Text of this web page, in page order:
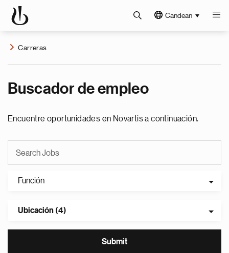
Candean
Carreras
Buscador de empleo
Encuentre oportunidades en Novartis a continuación.
Función
Ubicación (4)